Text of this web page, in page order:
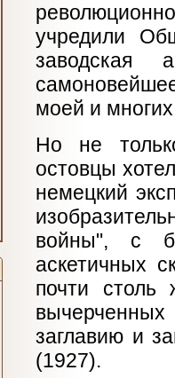
учредили
заводская
моей и
Но не
остовцы
немецкий
войны", с
аскетичных
почти
вычерченных
заглавию и
(1927).